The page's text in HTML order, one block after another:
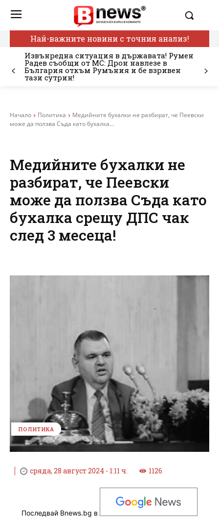
Най-важните новини с точния анализ!
Извънредна ситуация в държавата! Румен
Радев съобщи от МС: Дрон навлезе в
България откъм Румъния и бе взривен
тази сутрин!
Начало Политика
Медийните бухалки не разбират, че Пеевски
може да ползва Съда като бухалка...
Медийните бухалки не
разбират, че Пеевски
може да ползва Съда като
бухалка срещу ДПС чак
след 3 месеца!
ПОЛИТИКА
сряда, 28 август 2024 - 1:11 ч. 1126
Последвай Bnews.bg в